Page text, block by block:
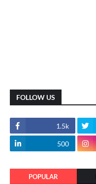
FOLLOW US
1.5k
500
POPULAR